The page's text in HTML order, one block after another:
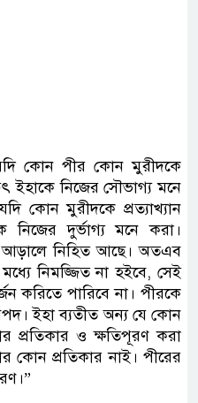
কোন পীর কোন মুরীদকে
ইহাকে নিজের সৌভাগ্য মনে
কোন মুরীদকে প্রত্যাখ্যান
নিজের দুর্ভাগ্য মনে করা।
আড়ালে নিহিত আছে। অতএব
মধ্যে নিমজ্জিত না হইবে, সেই
করিতে পারিবে না। পীরকে
ইহা ব্যতীত অন্য যে কোন
প্রতিকার ও ক্ষতিপূরণ করা
কোন প্রতিকার নাই। পীরের